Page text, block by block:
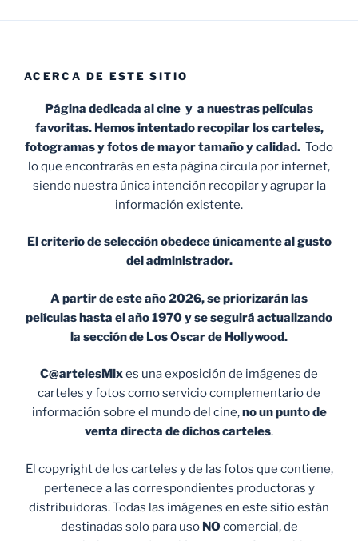
ACERCA DE ESTE SITIO
Página dedicada al cine y a nuestras películas
favoritas. Hemos intentado recopilar los carteles,
fotogramas y fotos de mayor tamaño y calidad. Todo
lo que encontrarás en esta página circula por internet,
siendo nuestra única intención recopilar y agrupar la
información existente.
El criterio de selección obedece únicamente al gusto
del administrador.
A partir de este año 2026, se priorizarán las
películas hasta el año 1970 y se seguirá actualizando
la sección de Los Oscar de Hollywood.
C@artelesMixes una exposición de imágenes de
carteles y fotos como servicio complementario de
información sobre el mundo del cine,no un punto de
venta directa de dichos carteles.
El copyright de los carteles y de las fotos que contiene,
pertenece a las correspondientes productoras y
distribuidoras. Todas las imágenes en este sitio están
destinadas solo para uso NO comercial, de